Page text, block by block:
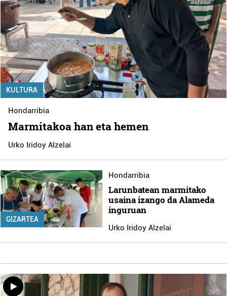
KULTURA
Hondarribia
Marmitakoa han eta hemen
Urko Iridoy Alzelai
GIZARTEA
Hondarribia
Larunbatean marmitako
usaina izango da Alameda
inguruan
Urko Iridoy Alzelai